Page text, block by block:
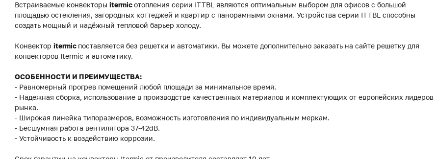
Встраиваемые конвекторы itermicотопления серии ITTBL являются оптимальным выбором для офисов с большой
площадью остекления, загородных коттеджей и квартир с панорамными окнами. Устройства серии ITTBL способны
создать мощный и надёжный тепловой барьер холоду.
Конвектор itermic поставляется без решетки и автоматики. Вы можете дополнительно заказать на сайте решетку для
конвекторов Itermic и автоматику.
ОСОБЕННОСТИ И ПРЕИМУЩЕСТВА:
- Равномерный прогрев помещений любой площади за минимальное время.
- Надежная сборка, использование в производстве качественных материалов и комплектующих от европейских лидеров
рынка.
- Широкая линейка типоразмеров, возможность изготовления по индивидуальным меркам.
- Бесшумная работа вентилятора 37-42dB.
- Устойчивость к воздействию коррозии.